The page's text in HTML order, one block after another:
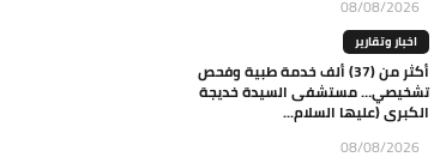
08/08/2026
اخبار وتقارير
أكثر من (37) ألف خدمة طبية وفحص
تشخيصي… مستشفى السيدة خديجة
الكبرى (عليها السلام...
08/08/2026